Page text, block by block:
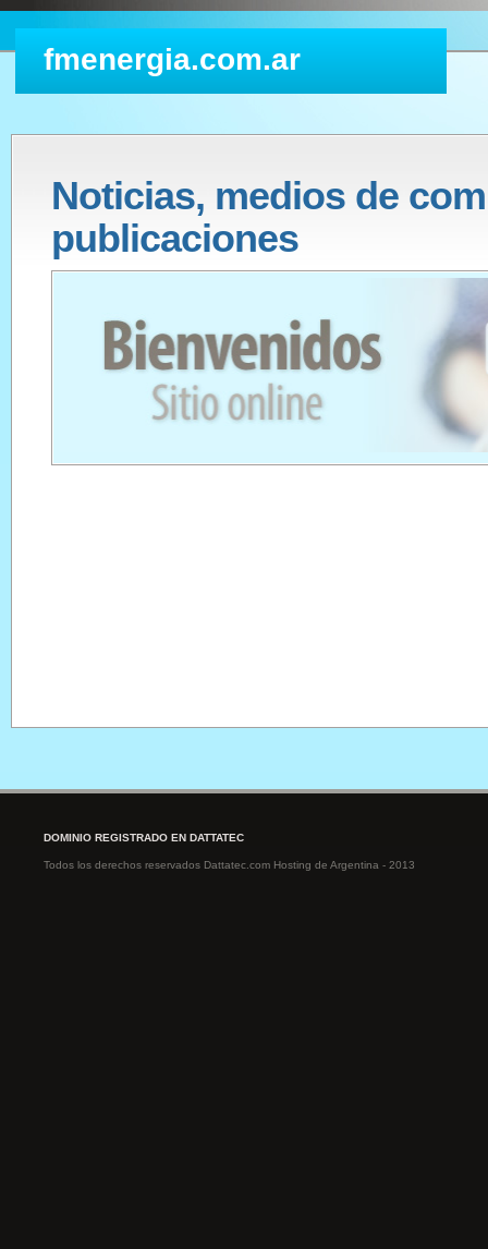
fmenergia.com.ar
Noticias, medios de
publicaciones
DOMINIO REGISTRADO EN DATTATEC
Todos los derechos reservados Dattatec.com Hosting de Argentina - 2013